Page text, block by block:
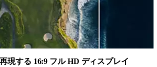
現する 16:9 フル HD ディスプレイ